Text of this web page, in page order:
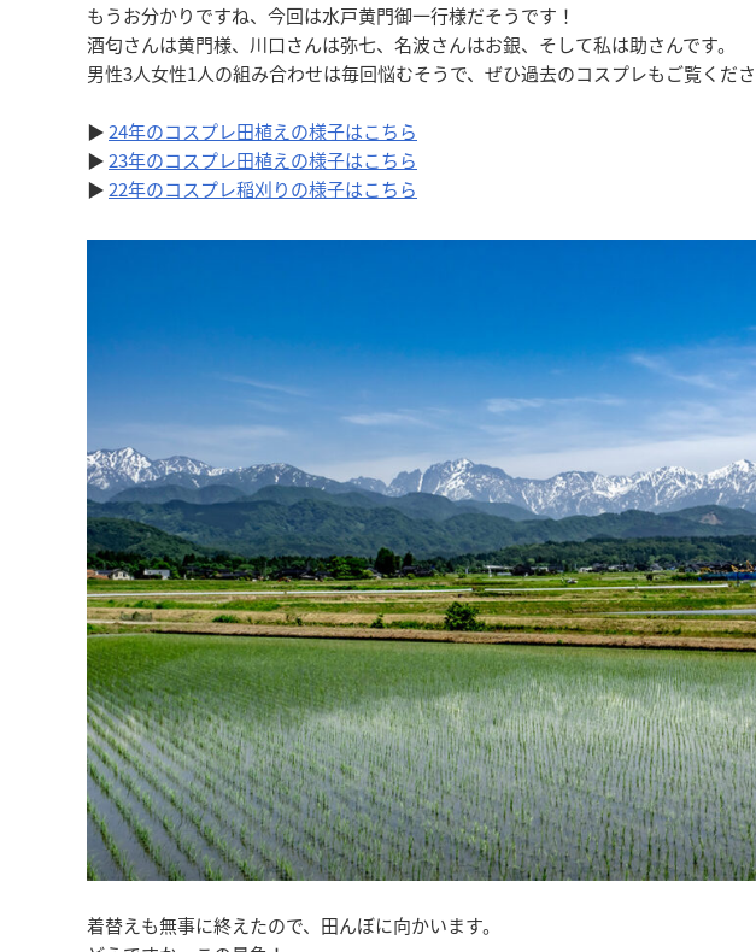
もうお分かりですね、今回は水戸黄門御一行様だそうです！
酒匂さんは黄門様、川口さんは弥七、名波さんはお銀、そして私は助さんです。
男性3人女性1人の組み合わせは毎回悩むそうで、ぜひ過去のコスプレもご覧くださ
▶24年のコスプレ田植えの様子はこちら
▶23年のコスプレ田植えの様子はこちら
▶22年のコスプレ稲刈りの様子はこちら
着替えも無事に終えたので、田んぼに向かいます。